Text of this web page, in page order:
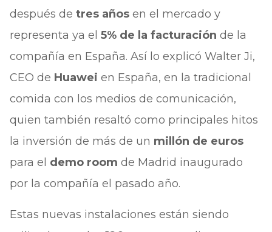
después de tres añosen el mercado y
representa ya el 5% de la facturación de la
compañía en España. Así lo explicó Walter Ji,
CEO de Huawei en España, en la tradicional
comida con los medios de comunicación,
quien también resaltó como principales hitos
la inversión de más de un millón de euros
para el demo room de Madrid inaugurado
por la compañía el pasado año.
Estas nuevas instalaciones están siendo